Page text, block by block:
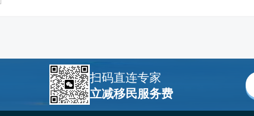
扫码直连专家
立减移民服务费